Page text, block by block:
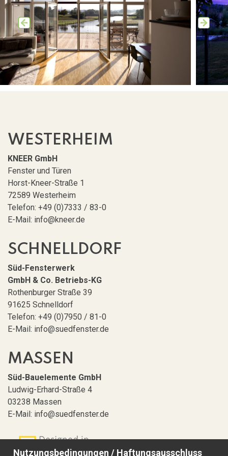
WESTERHEIM
KNEER GmbH
Fenster und Türen
Horst-Kneer-Straße 1
72589 Westerheim
Telefon: +49 (0)7333 / 83-0
E-Mail: info@kneer.de
SCHNELLDORF
Süd-Fensterwerk
GmbH & Co. Betriebs-KG
Rothenburger Straße 39
91625 Schnelldorf
Telefon: +49 (0)7950 / 81-0
E-Mail: info@suedfenster.de
MASSEN
Süd-Bauelemente GmbH
Ludwig-Erhard-Straße 4
03238 Massen
E-Mail: info@suedfenster.de
Nutzungsbedingungen / Haftungsausschluss